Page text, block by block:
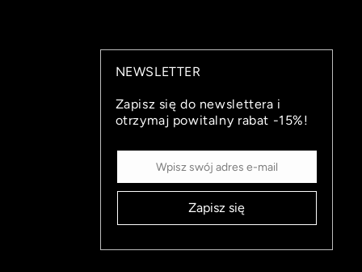
NEWSLETTER
Zapisz się do newslettera i
otrzymaj powitalny rabat -15%!
Zapisz się